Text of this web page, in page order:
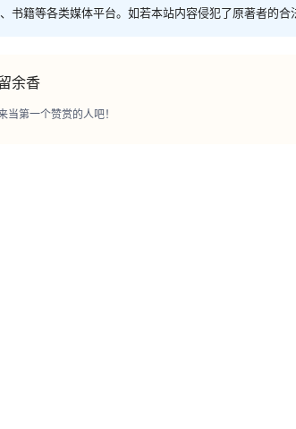
书籍等各类媒体平台。如若本站内容侵犯了原著者的合
余香
当第一个赞赏的人吧！